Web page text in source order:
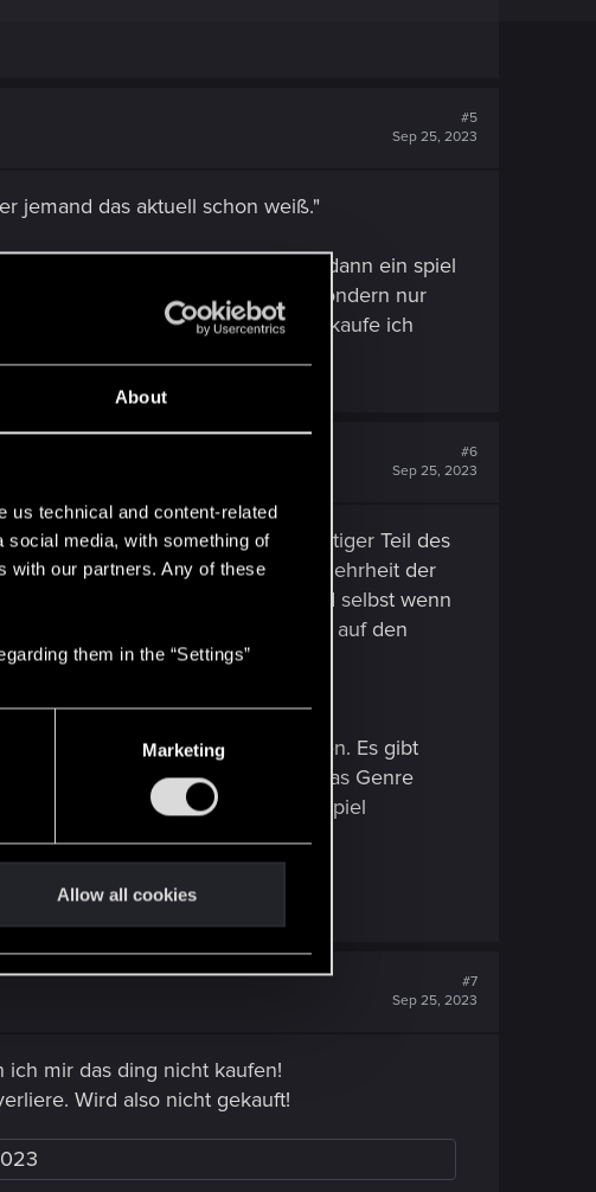
About
us technical and content-related
social media, with something of
with our partners. Any of these
them in the “Settings”
Marketing
Allow all cookies
#5
Sep 25, 2023
jemand das aktuell schon weiß."
gewinnen kann? Ein spiel ist nur dann ein spiel
war/ist cp 2077 KEIN spiel sondern nur
es nicht gekauft! Und deswegen kaufe ich
#6
Sep 25, 2023
kennt. Denn ein wichtiger Teil des
kontrolliert wird und die große Mehrheit der
ausgebeutet und zerstört. Und selbst wenn
erringt, ist das nur ein Tropfen auf den
als Genre das nicht bieten. Es gibt
verlaufen. Spannend wird das Genre
Cyberpunk Genre und auch das Spiel
#7
Sep 25, 2023
mir das ding nicht kaufen!
Wird also nicht gekauft!